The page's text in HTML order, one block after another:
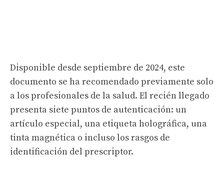
Disponible desde septiembre de 2024, este
documento se ha recomendado previamente solo
a los profesionales de la salud. El recién llegado
presenta siete puntos de autenticación: un
artículo especial, una etiqueta holográfica, una
tinta magnética o incluso los rasgos de
identificación del prescriptor.